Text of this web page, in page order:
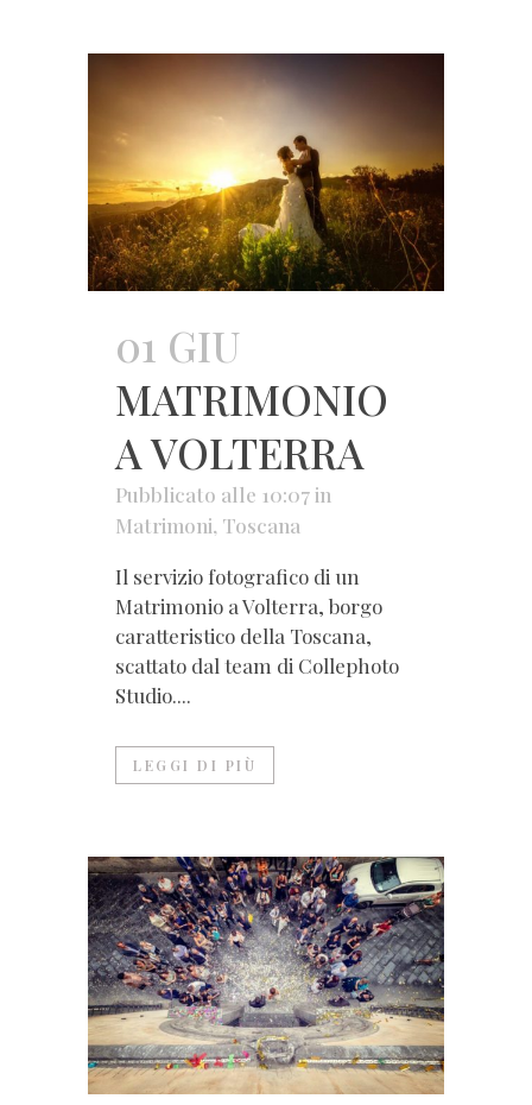
01 GIU
MATRIMONIO
A VOLTERRA
Pubblicato alle 10:07in
Matrimoni, Toscana
Il servizio fotografico di un
Matrimonio a Volterra, borgo
caratteristico della Toscana,
scattato dal team di Collephoto
Studio....
LEGGI DI PIÙ